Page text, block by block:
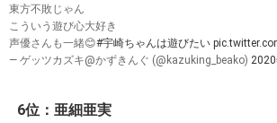
東方不敗じゃん
こういう遊び心大好き
声優さんも一緒😊#宇崎ちゃんは遊びたい
— ゲッツカズキ@かずきんぐ (@kazuking_beako)
6位：亜細亜実